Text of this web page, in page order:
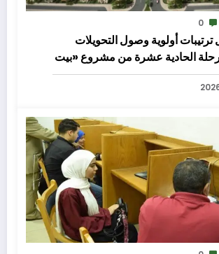
0
ترتيبات أولوية وصول التحويلات
الحادية عشرة من مشروع «بيت